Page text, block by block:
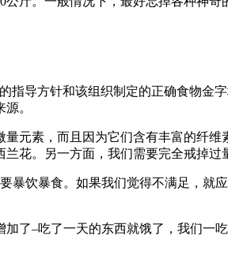
指导方针和该组织制定的正确食物金
。
元素，而且因为它们含有丰富的纤
花。另一方面，我们需要完全戒掉过
暴饮暴食。如果我们觉得不满足，就
了–吃了一天的东西就饿了，我们一